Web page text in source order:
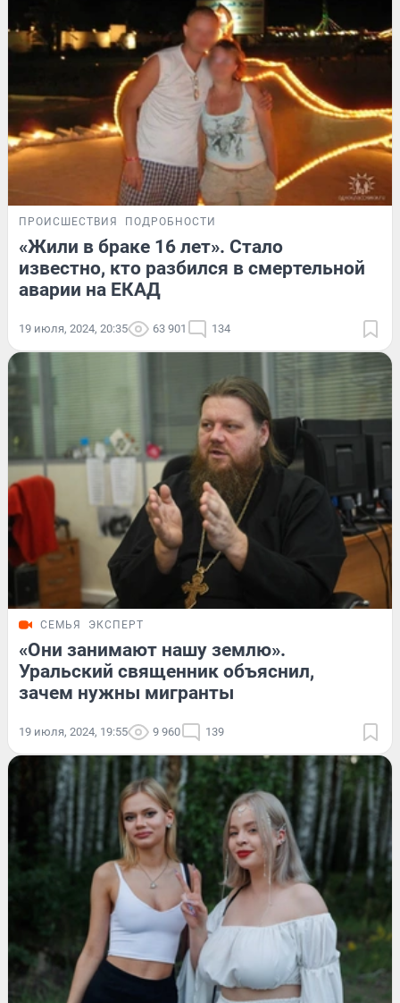
ПРОИСШЕСТВИЯ ПОДРОБНОСТИ
«Жили в браке 16 лет». Стало
известно, кто разбился в смертельной
аварии на ЕКАД
19 июля, 2024, 20:35 63 901 134
СЕМЬЯ ЭКСПЕРТ
«Они занимают нашу землю».
Уральский священник объяснил,
зачем нужны мигранты
19 июля, 2024, 19:55 9 960 139